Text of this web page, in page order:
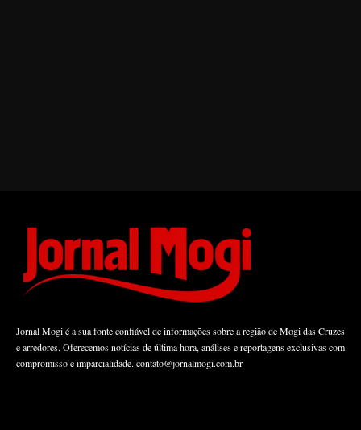
Jornal Mogi é a sua fonte confiável de informações sobre a região de Mogi das Cruzes
e arredores. Oferecemos notícias de última hora, análises e reportagens exclusivas com
compromisso e imparcialidade. contato@jornalmogi.com.br